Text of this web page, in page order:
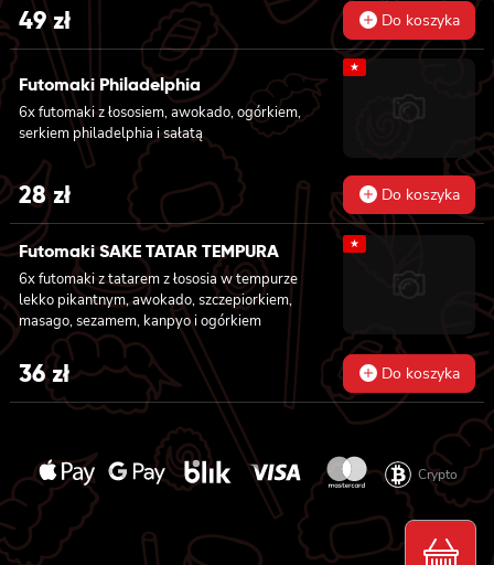
49zł Do koszyka
Futomaki Philadelphia
6x futomaki z łososiem, awokado, ogórkiem,
serkiem philadelphia i sałatą
★
28zł Do koszyka
Futomaki SAKE TATAR TEMPURA
6x futomaki z tatarem z łososia w tempurze
lekko pikantnym, awokado, szczepiorkiem,
masago, sezamem, kanpyo i ogórkiem
★
36zł Do koszyka
Crypto